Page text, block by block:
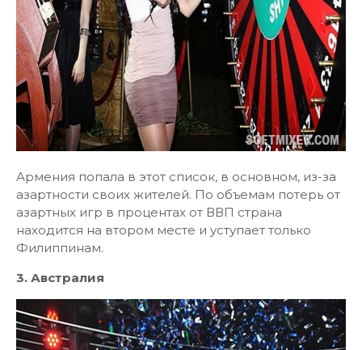
Армения попала в этот список, в основном, из-за
азартности своих жителей. По объемам потерь от
азартных игр в процентах от ВВП страна
находится на втором месте и уступает только
Филиппинам.
3. Австралия